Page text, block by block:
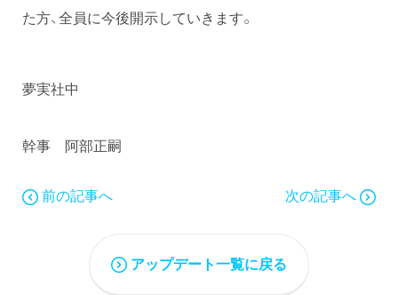
た方、全員に今後開示していきます。
夢実社中
幹事 阿部正嗣
前の記事へ 次の記事へ
アップデート一覧に戻る